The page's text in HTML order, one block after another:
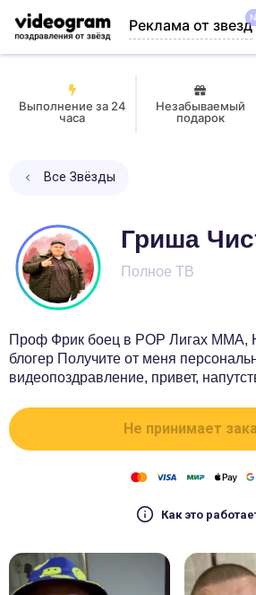
Реклама от звезд
Выполнение за 24
часа
Незабываемый
подарок
Все Звёзды
Гриша
Полное ТВ
Проф Фрик боец в POP Лигах ММА,
блогер Получите от меня
видеопоздравление, привет,
Не принимает
Как это